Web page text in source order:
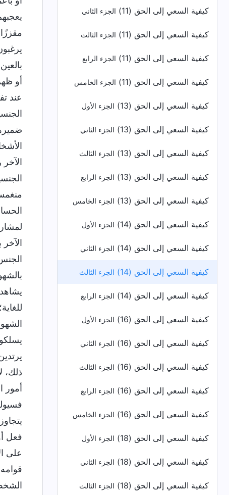
كيفية السعي إلى الحق (11) الجزء الثاني
كيفية السعي إلى الحق (11) الجزء الثالث
كيفية السعي إلى الحق (11) الجزء الرابع
كيفية السعي إلى الحق (11) الجزء الخامس
كيفية السعي إلى الحق (13) الجزء الأول
كيفية السعي إلى الحق (13) الجزء الثاني
كيفية السعي إلى الحق (13) الجزء الثالث
كيفية السعي إلى الحق (13) الجزء الرابع
كيفية السعي إلى الحق (13) الجزء الخامس
كيفية السعي إلى الحق (14) الجزء الأول
كيفية السعي إلى الحق (14) الجزء الثاني
كيفية السعي إلى الحق (14) الجزء الثالث
كيفية السعي إلى الحق (14) الجزء الرابع
كيفية السعي إلى الحق (16) الجزء الأول
كيفية السعي إلى الحق (16) الجزء الثاني
كيفية السعي إلى الحق (16) الجزء الثالث
كيفية السعي إلى الحق (16) الجزء الرابع
كيفية السعي إلى الحق (16) الجزء الخامس
كيفية السعي إلى الحق (18) الجزء الأول
كيفية السعي إلى الحق (18) الجزء الثاني
كيفية السعي إلى الحق (18) الجزء الثالث